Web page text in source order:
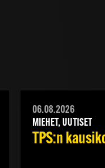
06.08.2026
MIEHET, UUTISET
TPS:n